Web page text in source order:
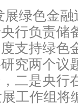
展绿色金
行负责储
支持绿色
究两个议
二是央行
工作组将